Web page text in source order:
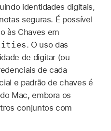
identidades digitais,
seguras. É possível
às Chaves em
. O uso das
de digitar (ou
de cada
e padrão de chaves é
Mac, embora os
conjuntos com